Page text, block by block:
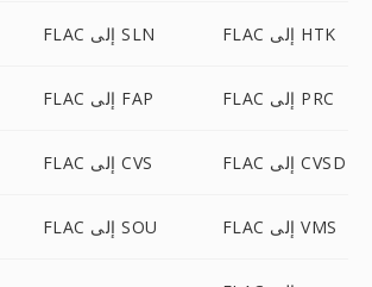
FLAC إلى SLN FLAC إلى HTK
FLAC إلى FAP FLAC إلى PRC
FLAC إلى CVS FLAC إلى CVSD
FLAC إلى SOU FLAC إلى VMS